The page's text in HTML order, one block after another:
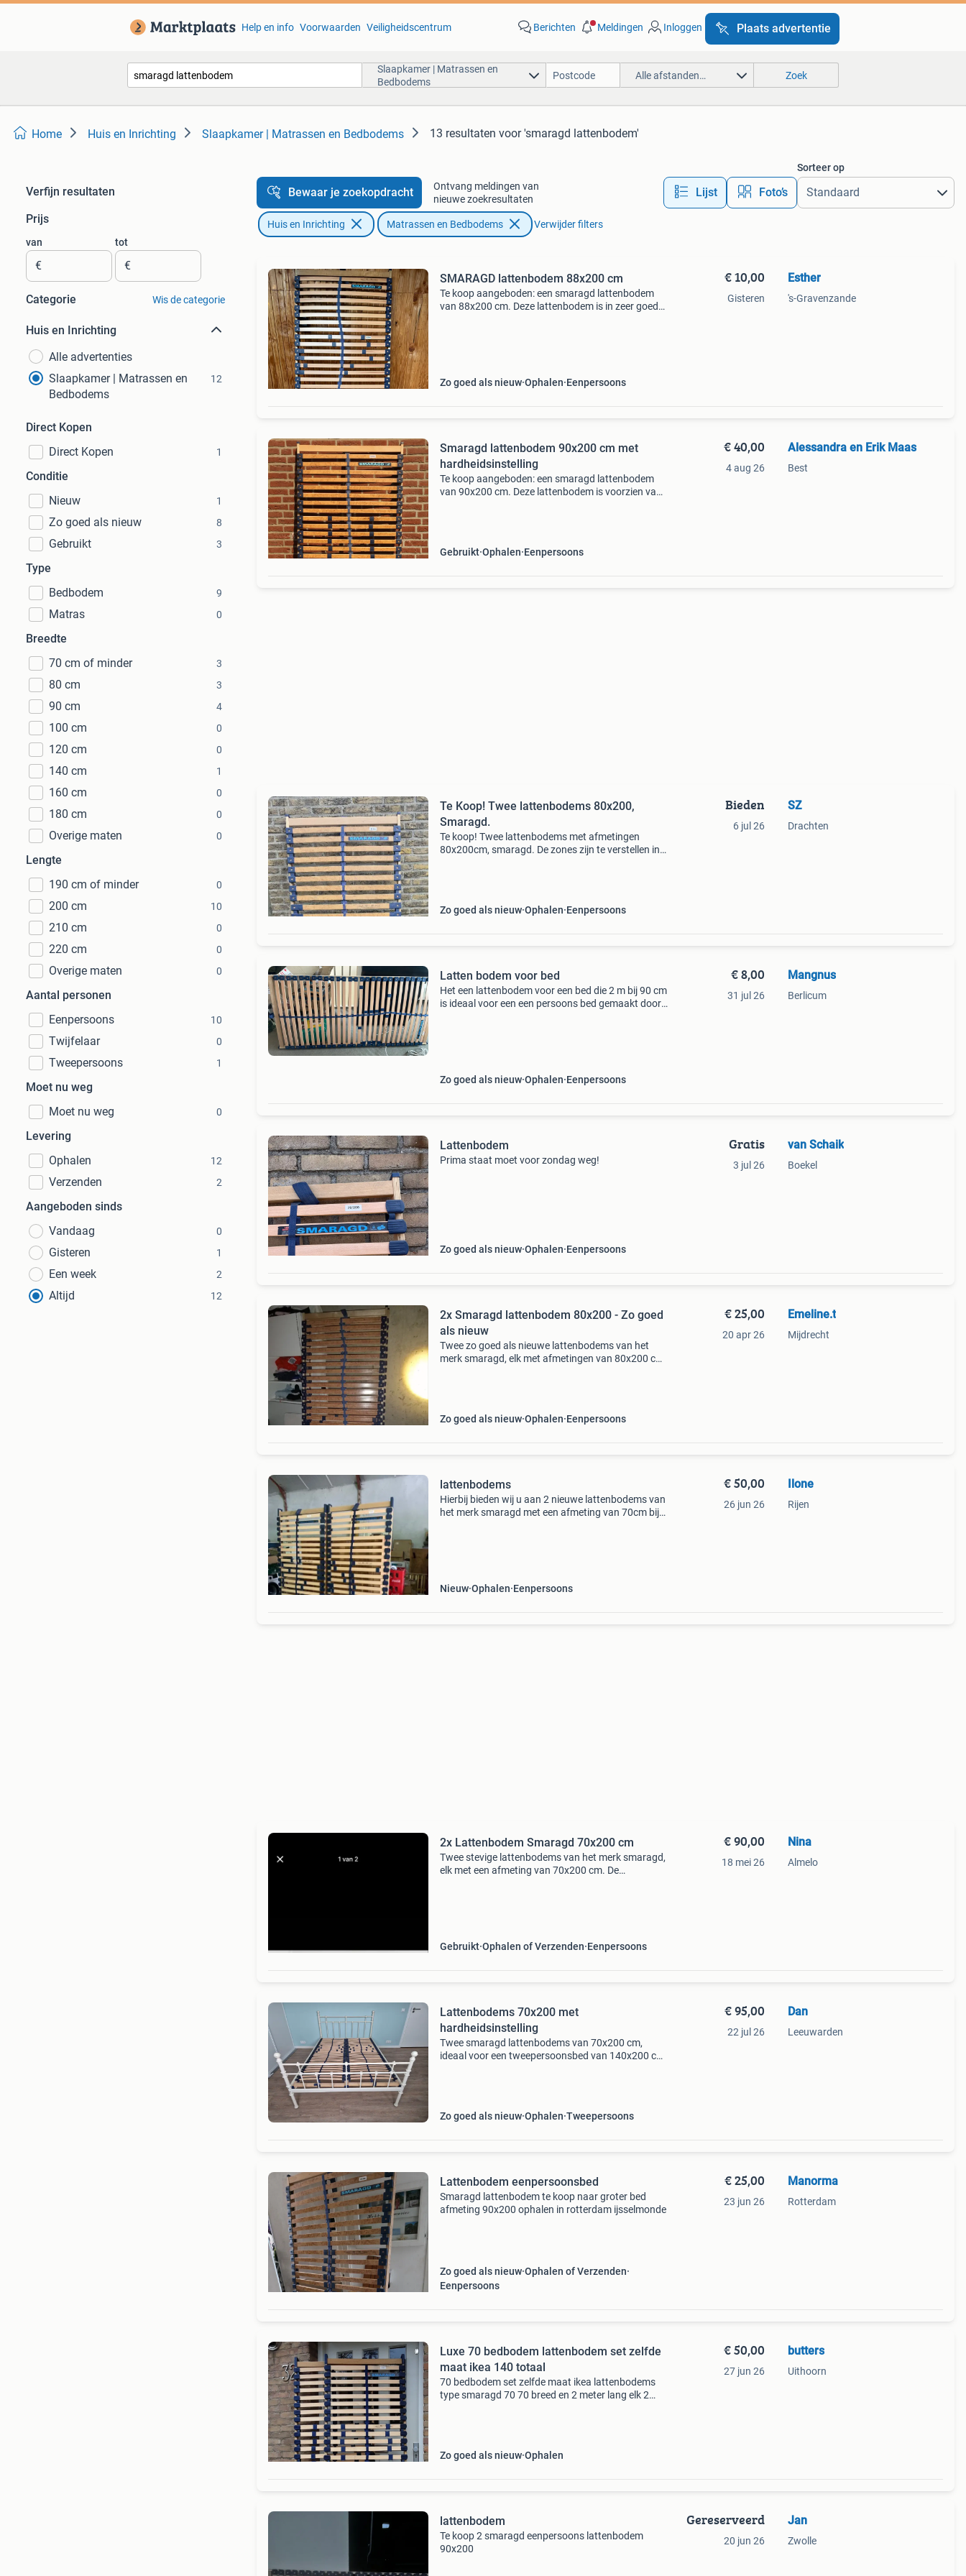
Help en info Voorwaarden Veiligheidscentrum Berichten Meldingen Inloggen Plaats advertentie
Slaapkamer | Matrassen en
Bedbodems
Alle afstanden… Zoek
Home Huis en Inrichting Slaapkamer | Matrassen en Bedbodems 13 resultaten voor 'smaragd lattenbodem'
Verfijn resultaten
Prijs
van
€
tot
€
Categorie Wis de categorie
Huis en Inrichting
Alle advertenties
Slaapkamer | Matrassen en
Bedbodems
12
Direct Kopen
Direct Kopen
1
Conditie
Nieuw
1
Zo goed als nieuw 8
Gebruikt 3
Type
Bedbodem
9
Matras 0
Breedte
70 cm of minder
3
80 cm 3
90 cm 4
100 cm 0
120 cm 0
140 cm 1
160 cm 0
180 cm 0
Overige maten 0
Lengte
190 cm of minder
0
200 cm 10
210 cm 0
220 cm 0
Overige maten 0
Aantal personen
Eenpersoons
10
Twijfelaar 0
Tweepersoons 1
Moet nu weg
Moet nu weg
0
Levering
Ophalen
12
Verzenden 2
Aangeboden sinds
Vandaag
0
Gisteren 1
Een week 2
Altijd 12
Bewaar je zoekopdracht
Ontvang meldingen van
nieuwe zoekresultaten
Lijst Foto’s
Sorteer op
Huis en Inrichting Matrassen en Bedbodems Verwijder filters
SMARAGD lattenbodem 88x200 cm
Te koop aangeboden: een smaragd lattenbodem
van 88x200 cm. Deze lattenbodem is in zeer goede
Zo goed als nieuw Ophalen Eenpersoons
€ 10,00
Gisteren
Esther
's-Gravenzande
Smaragd lattenbodem 90x200 cm met
hardheidsinstelling
Te koop aangeboden: een smaragd lattenbodem
van 90x200 cm. Deze lattenbodem is voorzien van
Gebruikt Ophalen Eenpersoons
€ 40,00
4 aug 26
Alessandra en Erik Maas
Best
Te Koop! Twee lattenbodems 80x200,
Smaragd.
Te koop! Twee lattenbodems met afmetingen
80x200cm, smaragd. De zones zijn te verstellen in
Zo goed als nieuw Ophalen Eenpersoons
Bieden
6 jul 26
SZ
Drachten
Latten bodem voor bed
Het een lattenbodem voor een bed die 2 m bij 90 cm
is ideaal voor een een persoons bed gemaakt door
Zo goed als nieuw Ophalen Eenpersoons
€ 8,00
31 jul 26
Mangnus
Berlicum
Lattenbodem
Prima staat moet voor zondag weg!
Zo goed als nieuw Ophalen Eenpersoons
Gratis
3 jul 26
van Schaik
Boekel
2x Smaragd lattenbodem 80x200 - Zo goed
als nieuw
Twee zo goed als nieuwe lattenbodems van het
merk smaragd, elk met afmetingen van 80x200 cm.
Zo goed als nieuw Ophalen Eenpersoons
€ 25,00
20 apr 26
Emeline.t
Mijdrecht
lattenbodems
Hierbij bieden wij u aan 2 nieuwe lattenbodems van
het merk smaragd met een afmeting van 70cm bij
Nieuw Ophalen Eenpersoons
€ 50,00
26 jun 26
Ilone
Rijen
2x Lattenbodem Smaragd 70x200 cm
Twee stevige lattenbodems van het merk smaragd,
elk met een afmeting van 70x200 cm. De
Gebruikt Ophalen of Verzenden Eenpersoons
€ 90,00
18 mei 26
Nina
Almelo
Lattenbodems 70x200 met
hardheidsinstelling
Twee smaragd lattenbodems van 70x200 cm,
ideaal voor een tweepersoonsbed van 140x200 cm.
Zo goed als nieuw Ophalen Tweepersoons
€ 95,00
22 jul 26
Dan
Leeuwarden
Lattenbodem eenpersoonsbed
Smaragd lattenbodem te koop naar groter bed
afmeting 90x200 ophalen in rotterdam ijsselmonde
Zo goed als nieuw Ophalen of Verzenden
Eenpersoons
€ 25,00
23 jun 26
Manorma
Rotterdam
Luxe 70 bedbodem lattenbodem set zelfde
maat ikea 140 totaal
70 bedbodem set zelfde maat ikea lattenbodems
type smaragd 70 70 breed en 2 meter lang elk 2
Zo goed als nieuw Ophalen
€ 50,00
27 jun 26
butters
Uithoorn
lattenbodem
Te koop 2 smaragd eenpersoons lattenbodem
90x200
Gereserveerd
20 jun 26
Jan
Zwolle